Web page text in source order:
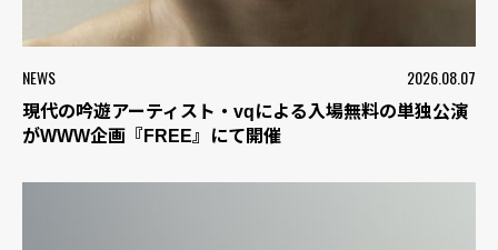
NEWS 2026.08.07
現代の吟遊アーティスト・vqによる入場無料の単独公演
がWWW企画『FREE』にて開催